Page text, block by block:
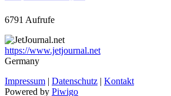
6791 Aufrufe
https://www.jetjournal.net
Germany
Impressum | Datenschutz | Kontakt
Powered by Piwigo